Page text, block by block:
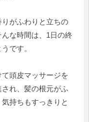
がふわりと立ちの
な時間は、1日の終
です。
頭皮マッサージを
れ、髪の根元がふ
持ちもすっきりと